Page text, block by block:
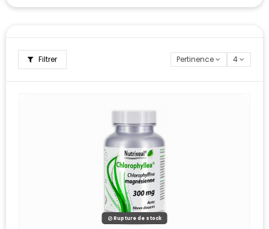
Filtrer Pertinence 4
Rupture de stock